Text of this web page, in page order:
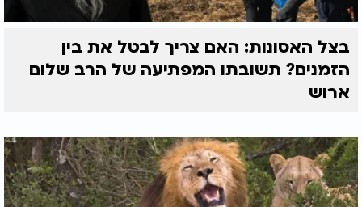
בצל האסונות: האם צריך לבטל את בין
הזמנים? תשובתו המפתיעה של הרב שלום
ארוש